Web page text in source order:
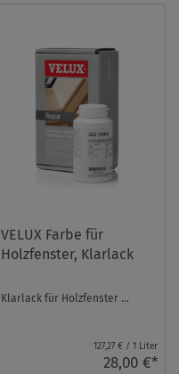
VELUX Farbe für
Holzfenster, Klarlack
Klarlack für Holzfenster ...
127,27 € / 1 Liter
28,00 €*